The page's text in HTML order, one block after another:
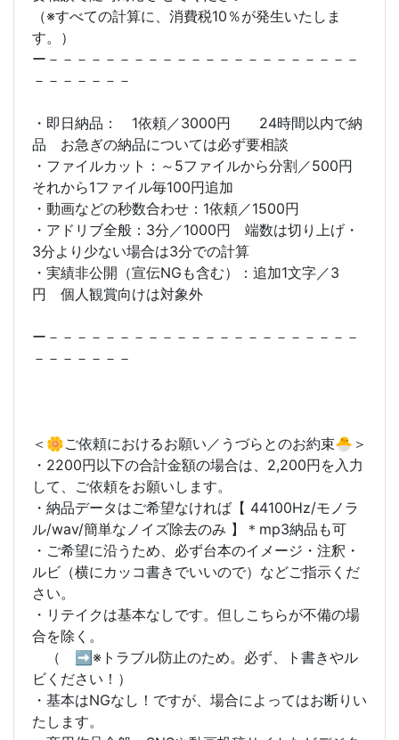
（※すべての計算に、消費税10％が発生いたしま
す。）
ー－－－－－－－－－－－－－－－－－－－－－－
－－－－－－－
・即日納品： 1依頼／3000円 24時間以内で納
品 お急ぎの納品については必ず要相談
・ファイルカット：～5ファイルから分割／500円
それから1ファイル毎100円追加
・動画などの秒数合わせ：1依頼／1500円
・アドリブ全般：3分／1000円 端数は切り上げ・
3分より少ない場合は3分での計算
・実績非公開（宣伝NGも含む）：追加1文字／3
円 個人観賞向けは対象外
ー－－－－－－－－－－－－－－－－－－－－－－
－－－－－－－
＜🌼ご依頼におけるお願い／うづらとのお約束🐣＞
・2200円以下の合計金額の場合は、2,200円を入力
して、ご依頼をお願いします。
・納品データはご希望なければ【 44100Hz/モノラ
ル/wav/簡単なノイズ除去のみ 】＊mp3納品も可
・ご希望に沿うため、必ず台本のイメージ・注釈・
ルビ（横にカッコ書きでいいので）などご指示くだ
さい。
・リテイクは基本なしです。但しこちらが不備の場
合を除く。
（ ➡※トラブル防止のため。必ず、ト書きやル
ビください！）
・基本はNGなし！ですが、場合によってはお断りい
たします。